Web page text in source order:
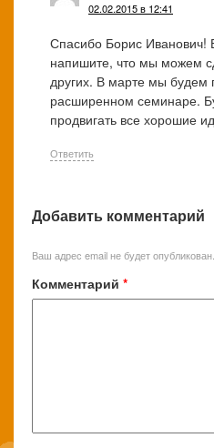
02.02.2015 в 12:41
Спасибо Борис Иванович!
напишите, что мы можем
других. В марте мы будем
расширенном семинаре.
продвигать все хорошие
Ответить
Добавить комментарий
Ваш адрес email не будет опубликован.
Комментарий *